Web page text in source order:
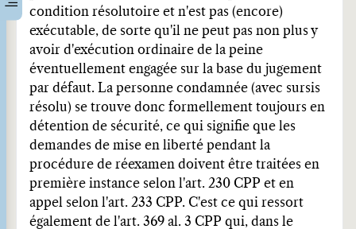
condition résolutoire et n'est pas (encore)
exécutable, de sorte qu'il ne peut pas non plus y
avoir d'exécution ordinaire de la peine
éventuellement engagée sur la base du jugement
par défaut. La personne condamnée (avec sursis
résolu) se trouve donc formellement toujours en
détention de sécurité, ce qui signifie que les
demandes de mise en liberté pendant la
procédure de réexamen doivent être traitées en
première instance selon l'art. 230 CPP et en
appel selon l'art. 233 CPP. C'est ce qui ressort
également de l'art. 369 al. 3 CPP qui, dans le